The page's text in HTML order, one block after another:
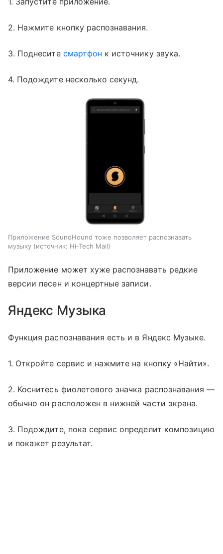
2. Нажмите кнопку распознавания.
3. Поднесите смартфон к источнику звука.
4. Подождите несколько секунд.
Приложение SoundHound тоже позволяет распознавать
музыку
источник: Hi-Tech Mail
Приложение может хуже распознавать редкие
версии песен и концертные записи.
Яндекс Музыка
Функция распознавания есть и в Яндекс Музыке.
1. Откройте сервис и нажмите на кнопку «Найти».
2. Коснитесь фиолетового значка распознавания —
обычно он расположен в нижней части экрана.
3. Подождите, пока сервис определит композицию
и покажет результат.